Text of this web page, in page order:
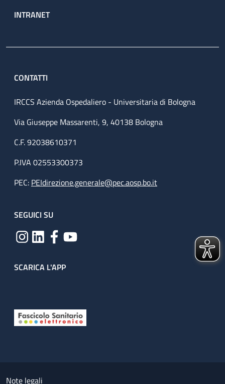
INTRANET
CONTATTI
IRCCS Azienda Ospedaliero - Universitaria di Bologna
Via Giuseppe Massarenti, 9, 40138 Bologna
C.F. 92038610371
P.IVA 02553300373
PEC: PEIdirezione.generale@pec.aosp.bo.it
SEGUICI SU
SCARICA L'APP
Small prints
Note legali